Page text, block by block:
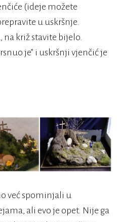
(ideje možete
u uskršnje.
križ stavite bijelo.
je” i uskršnji vjenčić je
već spominjali u
ali evo je opet. Nije ga